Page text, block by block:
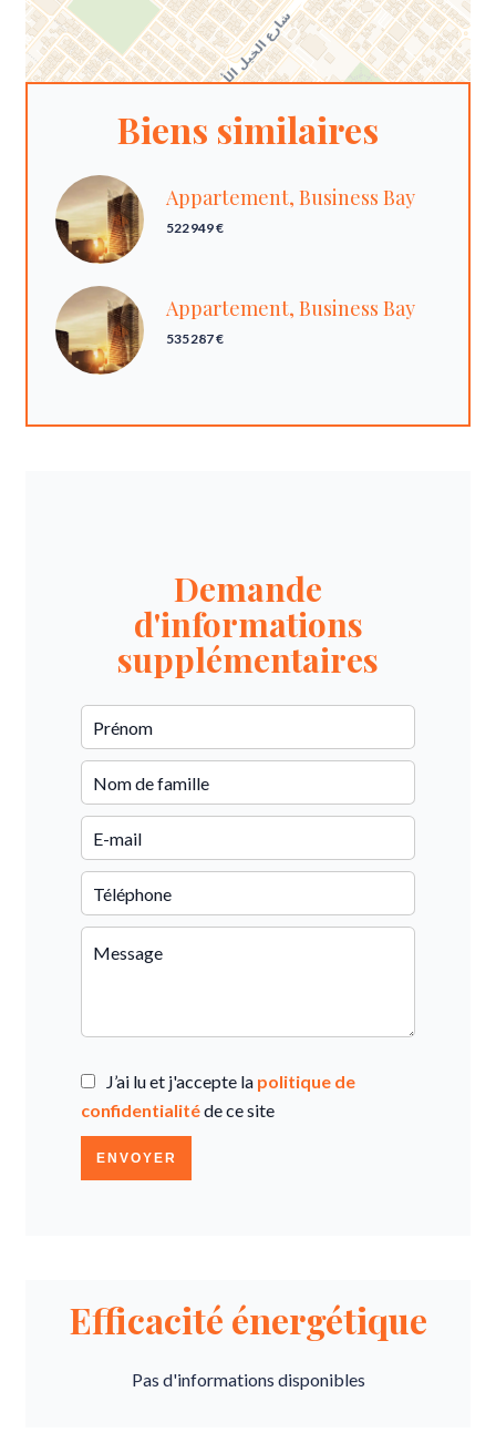
Biens similaires
Appartement, Business Bay
522 949 €
Appartement, Business Bay
535 287 €
Demande
d'informations
supplémentaires
J’ai lu et j'accepte la politique de
confidentialitéde ce site
ENVOYER
Efficacité énergétique
Pas d'informations disponibles